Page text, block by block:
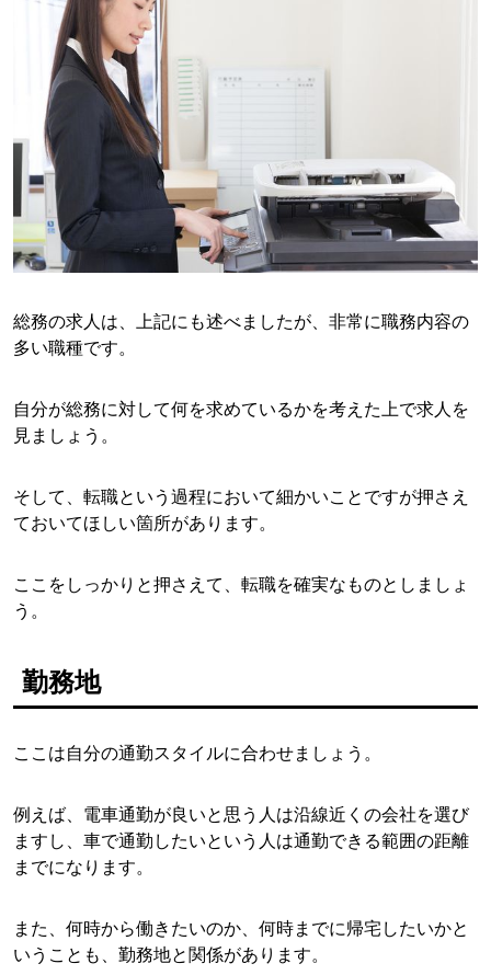
総務の求人は、上記にも述べましたが、非常に職務内容の
多い職種です。
自分が総務に対して何を求めているかを考えた上で求人を
見ましょう。
そして、転職という過程において細かいことですが押さえ
ておいてほしい箇所があります。
ここをしっかりと押さえて、転職を確実なものとしましょ
う。
勤務地
ここは自分の通勤スタイルに合わせましょう。
例えば、電車通勤が良いと思う人は沿線近くの会社を選び
ますし、車で通勤したいという人は通勤できる範囲の距離
までになります。
また、何時から働きたいのか、何時までに帰宅したいかと
いうことも、勤務地と関係があります。